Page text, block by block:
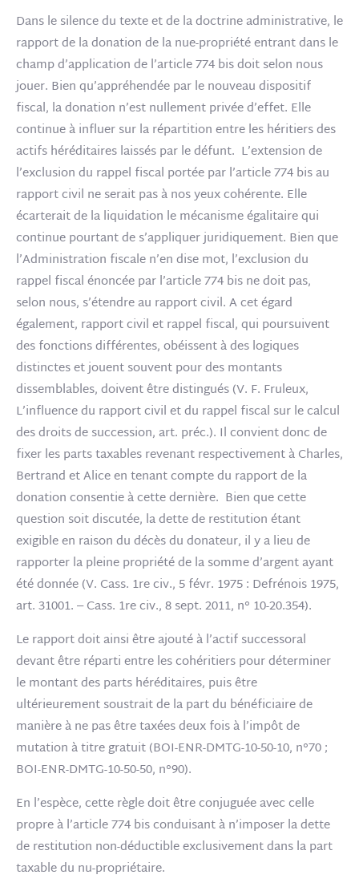
Dans le silence du texte et de la doctrine administrative, le
rapport de la donation de la nue-propriété entrant dans le
champ d’application de l’article 774 bis doit selon nous
jouer. Bien qu’appréhendée par le nouveau dispositif
fiscal, la donation n’est nullement privée d’effet. Elle
continue à influer sur la répartition entre les héritiers des
actifs héréditaires laissés par le défunt. L’extension de
l’exclusion du rappel fiscal portée par l’article 774 bis au
rapport civil ne serait pas à nos yeux cohérente. Elle
écarterait de la liquidation le mécanisme égalitaire qui
continue pourtant de s’appliquer juridiquement. Bien que
l’Administration fiscale n’en dise mot, l’exclusion du
rappel fiscal énoncée par l’article 774 bis ne doit pas,
selon nous, s’étendre au rapport civil. A cet égard
également, rapport civil et rappel fiscal, qui poursuivent
des fonctions différentes, obéissent à des logiques
distinctes et jouent souvent pour des montants
dissemblables, doivent être distingués (V. F. Fruleux,
L’influence du rapport civil et du rappel fiscal sur le calcul
des droits de succession, art. préc.). Il convient donc de
fixer les parts taxables revenant respectivement à Charles,
Bertrand et Alice en tenant compte du rapport de la
donation consentie à cette dernière. Bien que cette
question soit discutée, la dette de restitution étant
exigible en raison du décès du donateur, il y a lieu de
rapporter la pleine propriété de la somme d’argent ayant
été donnée (V. Cass. 1re civ., 5 févr. 1975 : Defrénois 1975,
art. 31001. ‒ Cass. 1re civ., 8 sept. 2011, n° 10-20.354).
Le rapport doit ainsi être ajouté à l’actif successoral
devant être réparti entre les cohéritiers pour déterminer
le montant des parts héréditaires, puis être
ultérieurement soustrait de la part du bénéficiaire de
manière à ne pas être taxées deux fois à l’impôt de
mutation à titre gratuit (BOI-ENR-DMTG-10-50-10, n°70 ;
BOI-ENR-DMTG-10-50-50, n°90).
En l’espèce, cette règle doit être conjuguée avec celle
propre à l’article 774 bis conduisant à n’imposer la dette
de restitution non-déductible exclusivement dans la part
taxable du nu-propriétaire.